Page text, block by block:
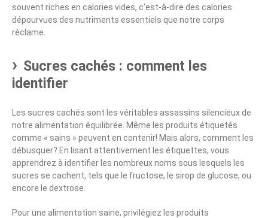
souvent riches en calories vides, c’est-à-dire des calories
dépourvues des nutriments essentiels que notre corps
réclame.
Sucres cachés : comment les
identifier
Les sucres cachés sont les véritables assassins silencieux de
notre alimentation équilibrée. Même les produits étiquetés
comme « sains » peuvent en contenir! Mais alors, comment les
débusquer? En lisant attentivement les étiquettes, vous
apprendrez à identifier les nombreux noms sous lesquels les
sucres se cachent, tels que le fructose, le sirop de glucose, ou
encore le dextrose.
Pour une alimentation saine, privilégiez les produits